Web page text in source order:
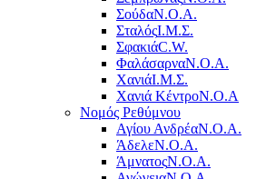
ΣούδαΝ.Ο.Α.
ΣταλόςΙ.Μ.Σ.
ΣφακιάC.W.
ΦαλάσαρναΝ.Ο.Α.
ΧανιάΙ.Μ.Σ.
Χανιά ΚέντροN.O.A
Νομός Ρεθύμνου
Αγίου ΑνδρέαΝ.Ο.Α.
ΆδελεΝ.Ο.Α.
ΆμνατοςΝ.Ο.Α.